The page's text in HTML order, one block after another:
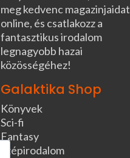
meg kedvenc magazinjaidat
online, és csatlakozz a
fantasztikus irodalom
legnagyobb hazai
közösségéhez!
Galaktika Shop
Könyvek
Sci-fi
Fantasy
Szépirodalom